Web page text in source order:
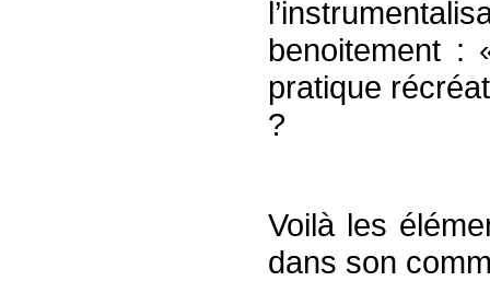
benoitement :
pratique
?
Voilà les
dans son